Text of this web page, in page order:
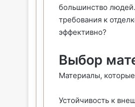
большинство
требования к
эффективно?
Выбор
Материалы,
Устойчивость к